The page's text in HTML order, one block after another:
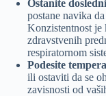
Ostanite
postane navika
Konzistentnost je
zdravstvenih
respiratornom
Podesite
ili ostaviti da se
zavisnosti od